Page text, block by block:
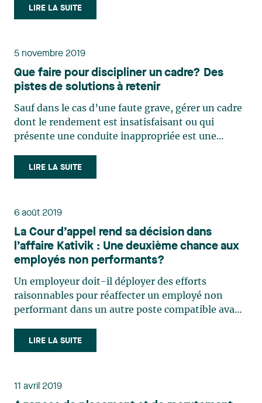
affaires de l’entreprise. Deux éléments sont
déterminants : chaque jour, obtenir
LIRE LA SUITE
5 novembre 2019
Que faire pour discipliner un cadre? Des
pistes de solutions à retenir
Sauf dans le cas d’une faute grave, gérer un cadre
dont le rendement est insatisfaisant ou qui
présente une conduite inappropriée est une
milieu de travail au Québec font en sorte que la
gestion disciplinaire des cadres diffère de celle des
LIRE LA SUITE
6 août 2019
La Cour d’appel rend sa décision dans
l’affaire Kativik : Une deuxième chance aux
employés non performants?
Un employeur doit-il déployer des efforts
raisonnables pour réaffecter un employé non
performant dans un autre poste compatible avant
insuffisant ? Cette question fait l’objet d’une vive
controverse jurisprudentielle, surtout depuis le
LIRE LA SUITE
11 avril 2019